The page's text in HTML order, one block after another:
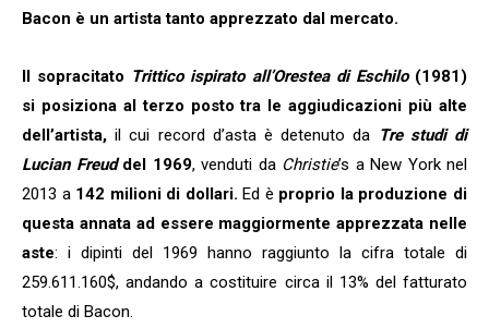
Bacon è un artista tanto apprezzato dal mercato.
Il sopracitato Trittico ispirato all’Orestea di Eschilo (1981)
si posiziona al terzo posto tra le aggiudicazioni più alte
dell’artista,il cui record d’asta è detenuto da Tre studi di
Lucian Freuddel 1969, venduti da Christie’s a New York nel
2013 a 142 milioni di dollari. Ed è proprio la produzione di
questa annata ad essere maggiormente apprezzata nelle
aste: i dipinti del 1969 hanno raggiunto la cifra totale di
259.611.160$, andando a costituire circa il 13% del fatturato
totale di Bacon.